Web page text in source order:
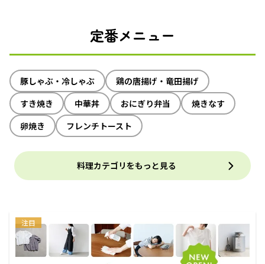
定番メニュー
豚しゃぶ・冷しゃぶ
鶏の唐揚げ・竜田揚げ
すき焼き
中華丼 おにぎり弁当
焼きなす
卵焼き
フレンチトースト
料理カテゴリをもっと見る
注目